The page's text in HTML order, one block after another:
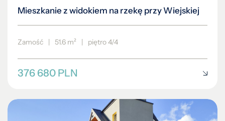
Mieszkanie z widokiem na rzekę przy Wiejskiej
Zamość | 51.6 m² | piętro 4/4
376 680 PLN